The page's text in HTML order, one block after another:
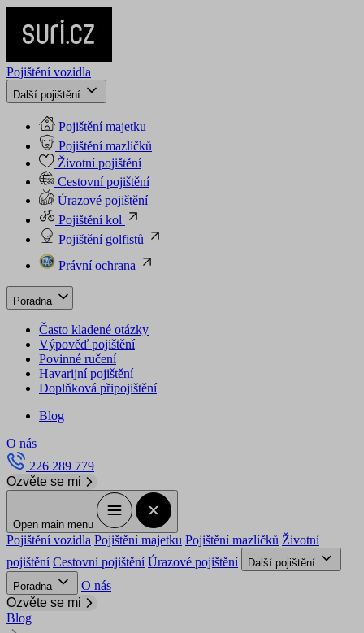
Pojištění vozidla
Další pojištění
Pojištění majetku
Pojištění mazlíčků
Životní pojištění
Cestovní pojištění
Úrazové pojištění
Pojištění kol
Pojištění golfistů
Právní ochrana
Poradna
Často kladené otázky
Výpověď pojištění
Povinné ručení
Havarijní pojištění
Doplňková připojištění
Blog
O nás
226 289 779
Ozvěte se mi
Open main menu
Pojištění vozidla Pojištění majetku Pojištění mazlíčků Životní
pojištění Cestovní pojištění Úrazové pojištění
Další pojištění
Poradna
O nás
Ozvěte se mi
Blog